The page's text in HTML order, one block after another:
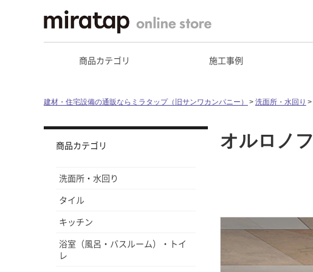
商品カテゴリ 施工事例
建材・住宅設備の通販ならミラタップ（旧サンワカンパニー） 洗面所・水回り
オルロノフ
商品カテゴリ
洗面所・水回り
タイル
キッチン
浴室（風呂・バスルーム）・トイ
レ